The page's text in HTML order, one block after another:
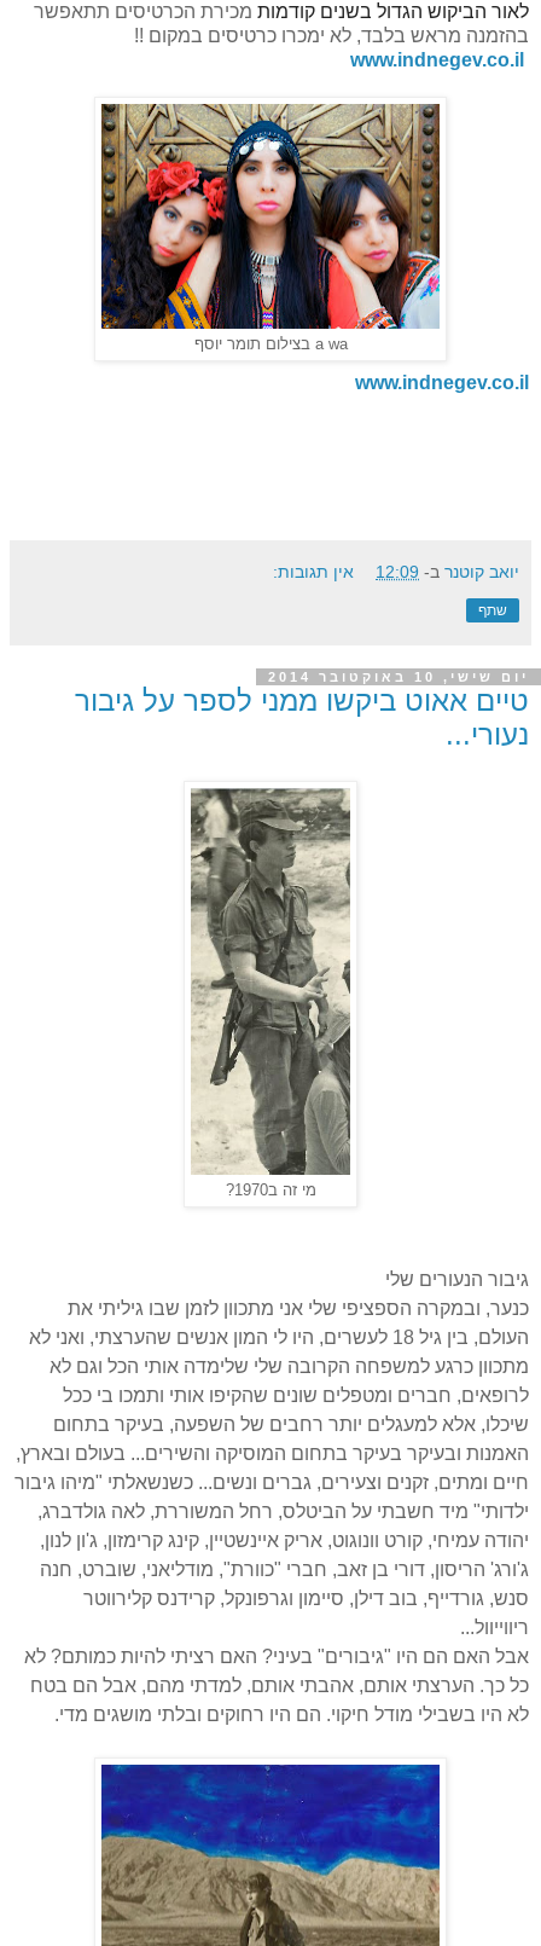
לאור הביקוש הגדול בשנים קודמות מכירת הכרטיסים תתאפשר
בהזמנה מראש בלבד, לא ימכרו כרטיסים במקום !!
www.indnegev.co.il
a wa בצילום תומר יוסף
www.indnegev.co.il
יואב קוטנר ב- 12:09 אין תגובות:
שתף
יום שישי, 10 באוקטובר 2014
טיים אאוט ביקשו ממני לספר על גיבור
נעורי...
מי זה ב1970?
גיבור הנעורים שלי
כנער, ובמקרה הספציפי שלי אני מתכוון לזמן שבו גיליתי את
העולם, בין גיל 18 לעשרים, היו לי המון אנשים שהערצתי, ואני לא
מתכוון כרגע למשפחה הקרובה שלי שלימדה אותי הכל וגם לא
לרופאים, חברים ומטפלים שונים שהקיפו אותי ותמכו בי ככל
שיכלו, אלא למעגלים יותר רחבים של השפעה, בעיקר בתחום
האמנות ובעיקר בעיקר בתחום המוסיקה והשירים... בעולם ובארץ,
חיים ומתים, זקנים וצעירים, גברים ונשים... כשנשאלתי "מיהו גיבור
ילדותי" מיד חשבתי על הביטלס, רחל המשוררת, לאה גולדברג,
יהודה עמיחי, קורט וונוגוט, אריק איינשטיין, קינג קרימזון, ג'ון לנון,
ג'ורג' הריסון, דורי בן זאב, חברי "כוורת", מודליאני, שוברט, חנה
סנש, גורדייף, בוב דילן, סיימון וגרפונקל, קרידנס קלירווטר
ריווייוול...
אבל האם הם היו "גיבורים" בעיני? האם רציתי להיות כמותם? לא
כל כך. הערצתי אותם, אהבתי אותם, למדתי מהם, אבל הם בטח
לא היו בשבילי מודל חיקוי. הם היו רחוקים ובלתי מושגים מדי.